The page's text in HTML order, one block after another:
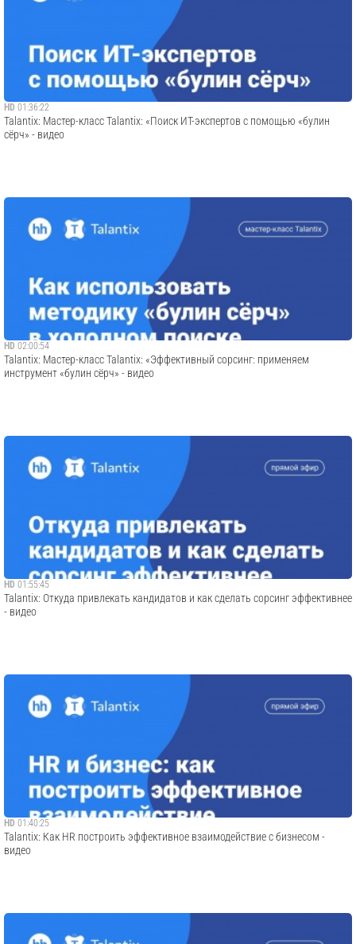
HD 01:36:22
Talantix: Мастер-класс Talantix: «Поиск ИТ-экспертов с помощью «булин
сёрч» - видео
HD 02:00:54
Talantix: Мастер-класс Talantix: «Эффективный сорсинг: применяем
инструмент «булин сёрч» - видео
HD 01:55:45
Talantix: Откуда привлекать кандидатов и как сделать сорсинг эффективнее
- видео
HD 01:40:25
Talantix: Как HR построить эффективное взаимодействие с бизнесом -
видео